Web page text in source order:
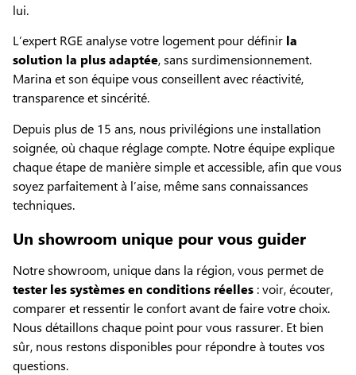
lui.
L’expert RGE analyse votre logement pour définir la
solution la plus adaptée, sans surdimensionnement.
Marina et son équipe vous conseillent avec réactivité,
transparence et sincérité.
Depuis plus de 15 ans, nous privilégions une installation
soignée, où chaque réglage compte. Notre équipe explique
chaque étape de manière simple et accessible, afin que vous
soyez parfaitement à l’aise, même sans connaissances
techniques.
Un showroom unique pour vous guider
Notre showroom, unique dans la région, vous permet de
tester les systèmes en conditions réelles : voir, écouter,
comparer et ressentir le confort avant de faire votre choix.
Nous détaillons chaque point pour vous rassurer. Et bien
sûr, nous restons disponibles pour répondre à toutes vos
questions.